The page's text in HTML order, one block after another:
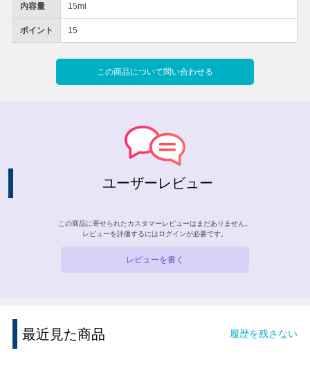
内容量 15ml
ポイント 15
この商品について問い合わせる
ユーザーレビュー
この商品に寄せられたカスタマーレビューはまだありません。
レビューを評価するには ログインが必要です。
レビューを書く
最近見た商品 履歴を残さない